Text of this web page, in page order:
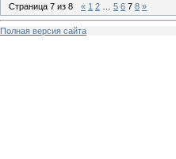
Страница 7 из 8 « 1 2 5 6 7 8 »
Полная версия сайта